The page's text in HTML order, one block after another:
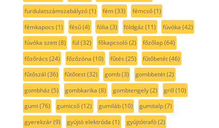
furdulatszámszabályzó(1) fém(33) fémcső(1)
fémkapocs (1) fésű(4) fólia (3) földgáz (11) fúvóka (42)
fúvóka szett(8) fül (32) főkapcsoló(2) főzőlap(64)
főzőrács (24) főzőzóna (10) fűtés (25) fűtőbetét(46)
fűtőszál (36) fűtőtest(32) gomb(3) gombbetét(2)
gombház (5) gombkarika (8) gombtengely(2) grill (10)
gumi (76) gumicső(12) gumiláb(10) gumitalp(7)
gyerekzár(9) gyújtó elektróda (1) gyújtótrafó(2)